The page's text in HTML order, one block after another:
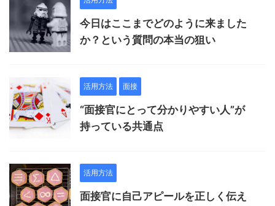
今日はここまでどのように来ました
か？という質問の本当の狙い
活用方法 面接
“面接官にとって分かりやすい人”が
持っている共通点
活用方法
面接官に自己アピールを正しく伝え